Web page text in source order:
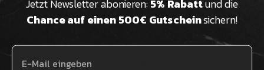
Jetzt Newsletter abonieren:5% Rabattund die
Chance auf einen 500€ Gutscheinsichern!